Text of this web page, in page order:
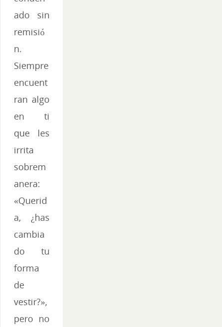
ado sin
remisió
n.
Siempre
encuent
ran algo
en ti
que les
irrita
sobrem
anera:
«Querid
a, ¿has
cambia
do tu
forma
de
vestir?»,
pero no